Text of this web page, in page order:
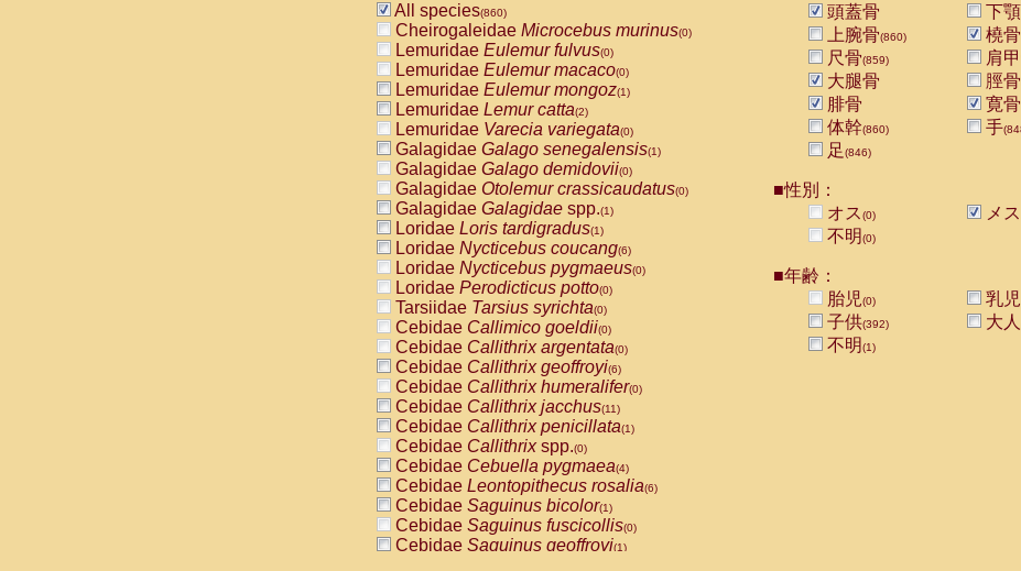
All species(860)
Cheirogaleidae Microcebus murinus(0)
Lemuridae Eulemur fulvus(0)
Lemuridae Eulemur macaco(0)
Lemuridae Eulemur mongoz(1)
Lemuridae Lemur catta(2)
Lemuridae Varecia variegata(0)
Galagidae Galago senegalensis(1)
Galagidae Galago demidovii(0)
Galagidae Otolemur crassicaudatus(0)
Galagidae Galagidae spp.(1)
Loridae Loris tardigradus(1)
Loridae Nycticebus coucang(6)
Loridae Nycticebus pygmaeus(0)
Loridae Perodicticus potto(0)
Tarsiidae Tarsius syrichta(0)
Cebidae Callimico goeldii(0)
Cebidae Callithrix argentata(0)
Cebidae Callithrix geoffroyi(6)
Cebidae Callithrix humeralifer(0)
Cebidae Callithrix jacchus(11)
Cebidae Callithrix penicillata(1)
Cebidae Callithrixspp.(0)
Cebidae Cebuella pygmaea(4)
Cebidae Leontopithecus rosalia(6)
Cebidae Saguinus bicolor(1)
Cebidae Saguinus fuscicollis(0)
Cebidae Saguinus geoffroyi(1)
頭蓋骨 下
上腕骨(860)
橈骨
尺骨(859) 肩
大腿骨 脛骨
腓骨
寛骨
体幹(860) 手
足(846)
■性別：
オス(0)
メス
不明(0)
■年齢：
胎児(0) 乳児
子供(392) 大人
不明(1)